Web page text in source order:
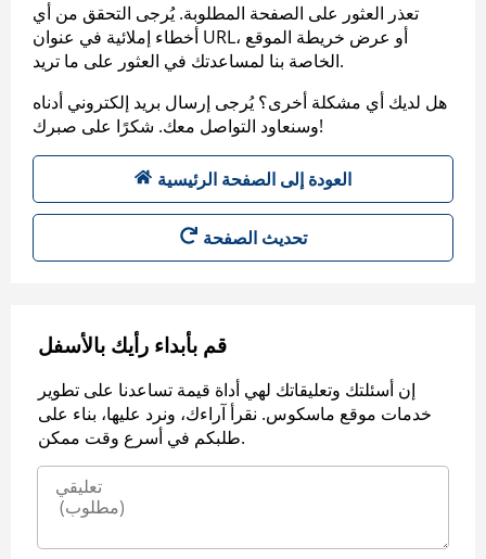
تعذر العثور على الصفحة المطلوبة. يُرجى التحقق من أي
أخطاء إملائية في عنوان URL، أو عرض خريطة الموقع
الخاصة بنا لمساعدتك في العثور على ما تريد.
هل لديك أي مشكلة أخرى؟ يُرجى إرسال بريد إلكتروني أدناه
وسنعاود التواصل معك. شكرًا على صبرك!
العودة إلى الصفحة الرئيسية
تحديث الصفحة
قم بأبداء رأيك بالأسفل
إن أسئلتك وتعليقاتك لهي أداة قيمة تساعدنا على تطوير
خدمات موقع ماسكوس. نقرأ آراءك، ونرد عليها، بناء على
طلبكم في أسرع وقت ممكن.